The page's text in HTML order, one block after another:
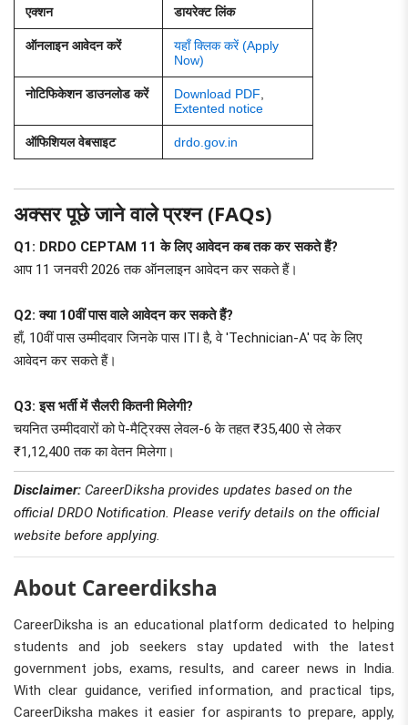
एक्शन डायरेक्ट लिंक
ऑनलाइन आवेदन करें
यहाँ क्लिक करें (Apply
Now)
नोटिफिकेशन डाउनलोड करें Download PDF
Extented notice
ऑफिशियल वेबसाइट drdo.gov.in
अक्सर पूछे जाने वाले प्रश्न (FAQs)
Q1: DRDO CEPTAM 11 के लिए आवेदन कब तक कर सकते हैं?
आप 11 जनवरी 2026 तक ऑनलाइन आवेदन कर सकते हैं।
Q2: क्या 10वीं पास वाले आवेदन कर सकते हैं?
हाँ, 10वीं पास उम्मीदवार जिनके पास ITI है, वे 'Technician-A' पद के लिए
आवेदन कर सकते हैं।
Q3: इस भर्ती में सैलरी कितनी मिलेगी?
चयनित उम्मीदवारों को पे-मैट्रिक्स लेवल-6 के तहत ₹35,400 से लेकर
₹1,12,400 तक का वेतन मिलेगा।
Disclaimer: CareerDiksha provides updates based on the
official DRDO Notification. Please verify details on the official
website before applying.
About Careerdiksha
CareerDiksha is an educational platform dedicated to helping
students and job seekers stay updated with the latest
government jobs, exams, results, and career news in India.
With clear guidance, verified information, and practical tips,
CareerDiksha makes it easier for aspirants to prepare, apply,